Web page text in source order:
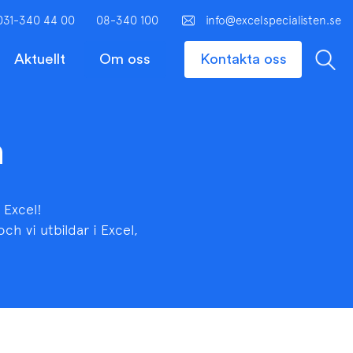
340 44 00 08-340 100 info@excelspecialisten.se
Aktuellt Om oss Kontakta oss
vi utbildar i Excel,